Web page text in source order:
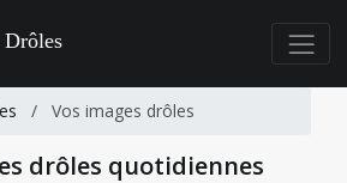
Drôles
/ Vos images drôles
drôles quotidiennes